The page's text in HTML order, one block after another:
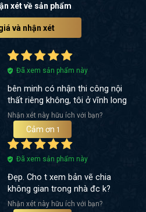
xét về sản phẩm
và nhận xét
Đã xem sản phẩm này
bên minh có nhận thi công nội
thất riêng không, tôi ở vĩnh long
Nhận xét này hữu ích với bạn?
Cảm ơn 1
Đã xem sản phẩm này
Đẹp. Cho t xem bản vẽ chia
không gian trong nhà đc k?
Nhận xét này hữu ích với bạn?